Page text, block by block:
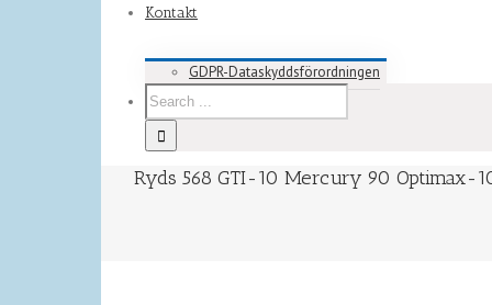
Kontakt
GDPR-Dataskyddsförordningen
Ryds 568 GTI-10 Mercury 90 Optimax-